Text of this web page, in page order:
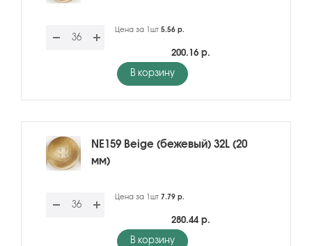
Цена за 1шт 5.56 р.
200.16 р.
В корзину
NE159 Beige (бежевый) 32L (20
мм)
Цена за 1шт 7.79 р.
280.44 р.
В корзину